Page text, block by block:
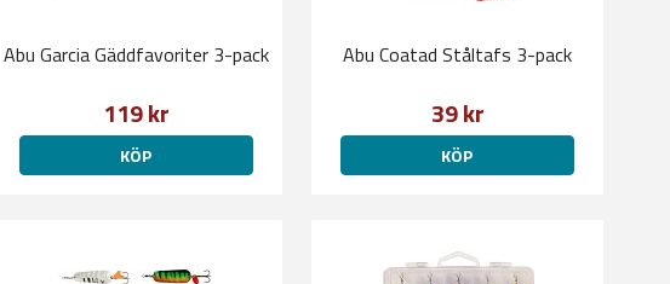
Abu Garcia Gäddfavoriter 3-pack
119 kr
KÖP
Abu Coatad Ståltafs 3-pack
39 kr
KÖP